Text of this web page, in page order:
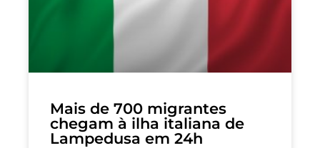
Mais de 700 migrantes
chegam à ilha italiana de
Lampedusa em 24h